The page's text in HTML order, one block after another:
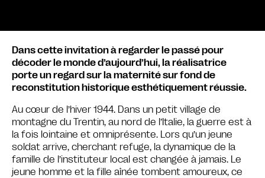
Dans cette invitation à regarder le passé pour
décoder le monde d’aujourd’hui, la réalisatrice
porte un regard sur la maternité sur fond de
reconstitution historique esthétiquement réussie.
Au cœur de l’hiver 1944. Dans un petit village de
montagne du Trentin, au nord de l’Italie, la guerre est à
la fois lointaine et omniprésente. Lors qu’un jeune
soldat arrive, cherchant refuge, la dynamique de la
famille de l’instituteur local est changée à jamais. Le
jeune homme et la fille aînée tombent amoureux, ce